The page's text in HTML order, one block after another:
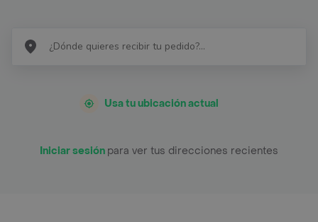
Usa tu ubicación actual
Iniciar sesión para ver tus direcciones recientes